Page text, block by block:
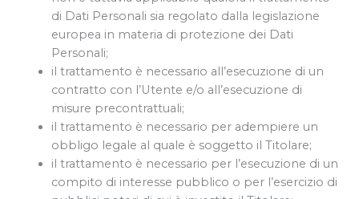
di Dati Personali sia regolato dalla legislazione
europea in materia di protezione dei Dati
Personali;
il trattamento è necessario all’esecuzione di un
contratto con l’Utente e/o all’esecuzione di
misure precontrattuali;
il trattamento è necessario per adempiere un
obbligo legale al quale è soggetto il Titolare;
il trattamento è necessario per l’esecuzione di un
compito di interesse pubblico o per l’esercizio di